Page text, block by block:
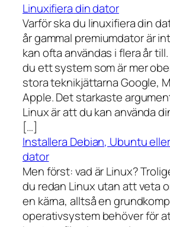
Linuxifiera din dator
Varför ska du linuxifiera din
år gammal premiumdator är
kan ofta användas i flera år
du ett system som är mer
stora teknikjättarna Google,
Apple. Det starkaste
Linux är att du kan använda
[…]
Installera Debian, Ubuntu
dator
Men först: vad är Linux?
du redan Linux utan att veta
en kärna, alltså en
operativsystem behöver för